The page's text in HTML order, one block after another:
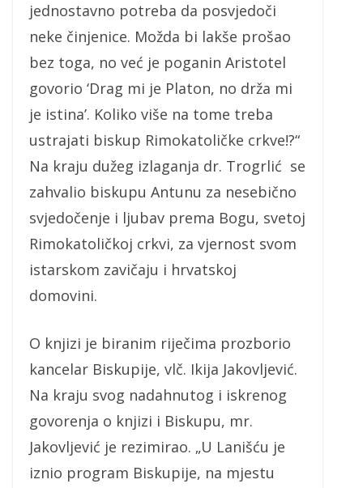
jednostavno potreba da posvjedoči
neke činjenice. Možda bi lakše prošao
bez toga, no već je poganin Aristotel
govorio ‘Drag mi je Platon, no drža mi
je istina’. Koliko više na tome treba
ustrajati biskup Rimokatoličke crkve!?“
Na kraju dužeg izlaganja dr. Trogrlić se
zahvalio biskupu Antunu za nesebično
svjedočenje i ljubav prema Bogu, svetoj
Rimokatoličkoj crkvi, za vjernost svom
istarskom zavičaju i hrvatskoj
domovini.
O knjizi je biranim riječima prozborio
kancelar Biskupije, vlč. Ikija Jakovljević.
Na kraju svog nadahnutog i iskrenog
govorenja o knjizi i Biskupu, mr.
Jakovljević je rezimirao. „U Lanišću je
iznio program Biskupije, na mjestu